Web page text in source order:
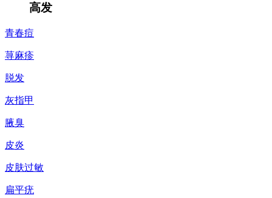
高发
青春痘
荨麻疹
脱发
灰指甲
腋臭
皮炎
皮肤过敏
扁平疣